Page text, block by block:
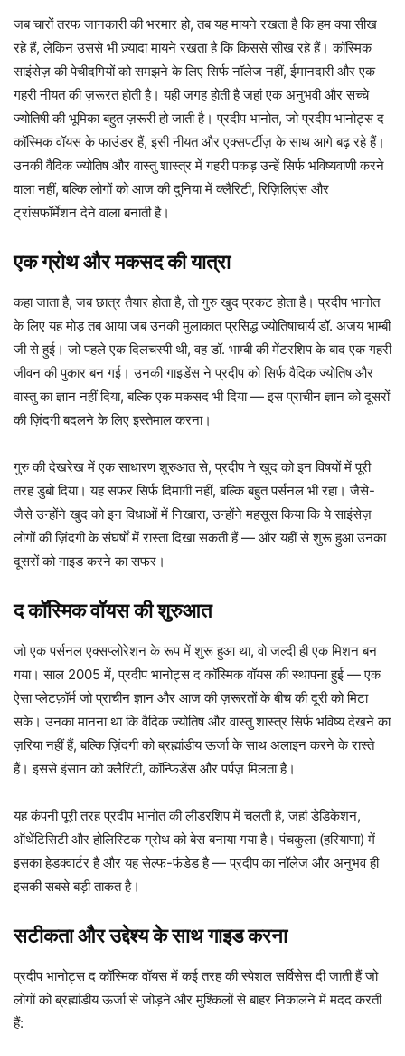
जब चारों तरफ जानकारी की भरमार हो, तब यह मायने रखता है कि हम क्या सीख
रहे हैं, लेकिन उससे भी ज़्यादा मायने रखता है कि किससे सीख रहे हैं। कॉस्मिक
साइंसेज़ की पेचीदगियों को समझने के लिए सिर्फ नॉलेज नहीं, ईमानदारी और एक
गहरी नीयत की ज़रूरत होती है। यही जगह होती है जहां एक अनुभवी और सच्चे
ज्योतिषी की भूमिका बहुत ज़रूरी हो जाती है। प्रदीप भानोत, जो प्रदीप भानोट्स द
कॉस्मिक वॉयस के फाउंडर हैं, इसी नीयत और एक्सपर्टीज़ के साथ आगे बढ़ रहे हैं।
उनकी वैदिक ज्योतिष और वास्तु शास्त्र में गहरी पकड़ उन्हें सिर्फ भविष्यवाणी करने
वाला नहीं, बल्कि लोगों को आज की दुनिया में क्लैरिटी, रिज़िलिएंस और
ट्रांसफॉर्मेशन देने वाला बनाती है।
एक ग्रोथ और मकसद की यात्रा
कहा जाता है, जब छात्र तैयार होता है, तो गुरु खुद प्रकट होता है। प्रदीप भानोत
के लिए यह मोड़ तब आया जब उनकी मुलाकात प्रसिद्ध ज्योतिषाचार्य डॉ. अजय भाम्बी
जी से हुई। जो पहले एक दिलचस्पी थी, वह डॉ. भाम्बी की मेंटरशिप के बाद एक गहरी
जीवन की पुकार बन गई। उनकी गाइडेंस ने प्रदीप को सिर्फ वैदिक ज्योतिष और
वास्तु का ज्ञान नहीं दिया, बल्कि एक मकसद भी दिया — इस प्राचीन ज्ञान को दूसरों
की ज़िंदगी बदलने के लिए इस्तेमाल करना।
गुरु की देखरेख में एक साधारण शुरुआत से, प्रदीप ने खुद को इन विषयों में पूरी
तरह डुबो दिया। यह सफर सिर्फ दिमाग़ी नहीं, बल्कि बहुत पर्सनल भी रहा। जैसे-
जैसे उन्होंने खुद को इन विधाओं में निखारा, उन्होंने महसूस किया कि ये साइंसेज़
लोगों की ज़िंदगी के संघर्षों में रास्ता दिखा सकती हैं — और यहीं से शुरू हुआ उनका
दूसरों को गाइड करने का सफर।
द कॉस्मिक वॉयस की शुरुआत
जो एक पर्सनल एक्सप्लोरेशन के रूप में शुरू हुआ था, वो जल्दी ही एक मिशन बन
गया। साल 2005 में, प्रदीप भानोट्स द कॉस्मिक वॉयस की स्थापना हुई — एक
ऐसा प्लेटफ़ॉर्म जो प्राचीन ज्ञान और आज की ज़रूरतों के बीच की दूरी को मिटा
सके। उनका मानना था कि वैदिक ज्योतिष और वास्तु शास्त्र सिर्फ भविष्य देखने का
ज़रिया नहीं हैं, बल्कि ज़िंदगी को ब्रह्मांडीय ऊर्जा के साथ अलाइन करने के रास्ते
हैं। इससे इंसान को क्लैरिटी, कॉन्फिडेंस और पर्पज़ मिलता है।
यह कंपनी पूरी तरह प्रदीप भानोत की लीडरशिप में चलती है, जहां डेडिकेशन,
ऑथेंटिसिटी और होलिस्टिक ग्रोथ को बेस बनाया गया है। पंचकुला (हरियाणा) में
इसका हेडक्वार्टर है और यह सेल्फ-फंडेड है — प्रदीप का नॉलेज और अनुभव ही
इसकी सबसे बड़ी ताकत है।
सटीकता और उद्देश्य के साथ गाइड करना
प्रदीप भानोट्स द कॉस्मिक वॉयस में कई तरह की स्पेशल सर्विसेस दी जाती हैं जो
लोगों को ब्रह्मांडीय ऊर्जा से जोड़ने और मुश्किलों से बाहर निकालने में मदद करती
हैं: